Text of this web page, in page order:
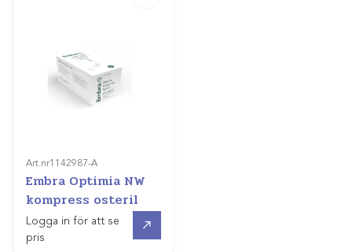
Art.nr1142987-A
Embra Optimia NW
kompress osteril
Logga in för att se
pris